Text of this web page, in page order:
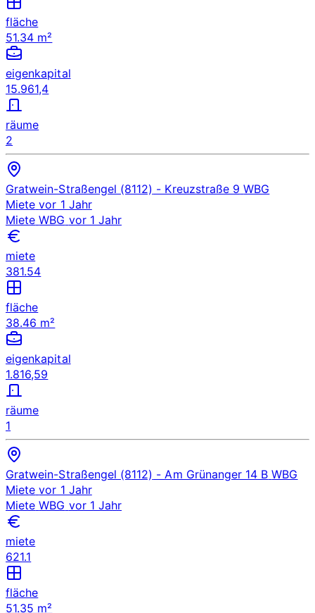
fläche
51.34 m²
eigenkapital
15.961,4
räume
2
Gratwein-Straßengel (8112) - Kreuzstraße 9 WBG
Miete vor 1 Jahr
Miete WBG vor 1 Jahr
miete
381.54
fläche
38.46 m²
eigenkapital
1.816,59
räume
1
Gratwein-Straßengel (8112) - Am Grünanger 14 B WBG
Miete vor 1 Jahr
Miete WBG vor 1 Jahr
miete
621.1
fläche
51.35 m²